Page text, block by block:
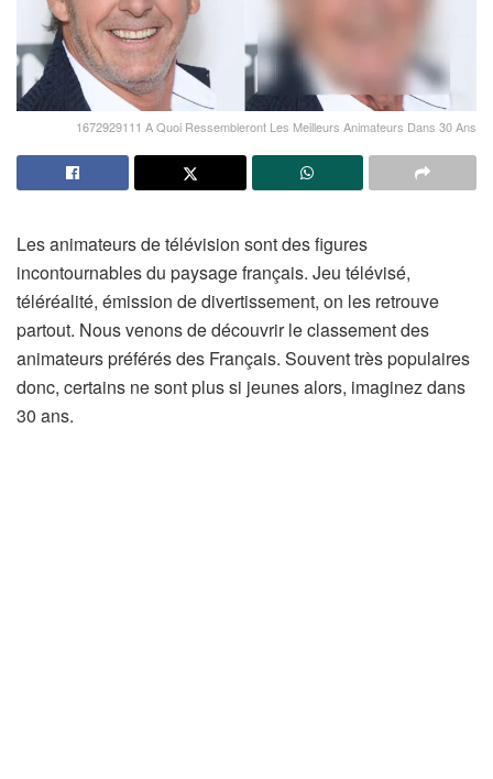
1672929111 A Quoi Ressembleront Les Meilleurs Animateurs Dans 30 Ans
Les animateurs de télévision sont des figures
incontournables du paysage français. Jeu télévisé,
téléréalité, émission de divertissement, on les retrouve
partout. Nous venons de découvrir le classement des
animateurs préférés des Français. Souvent très populaires
donc, certains ne sont plus si jeunes alors, imaginez dans
30 ans.